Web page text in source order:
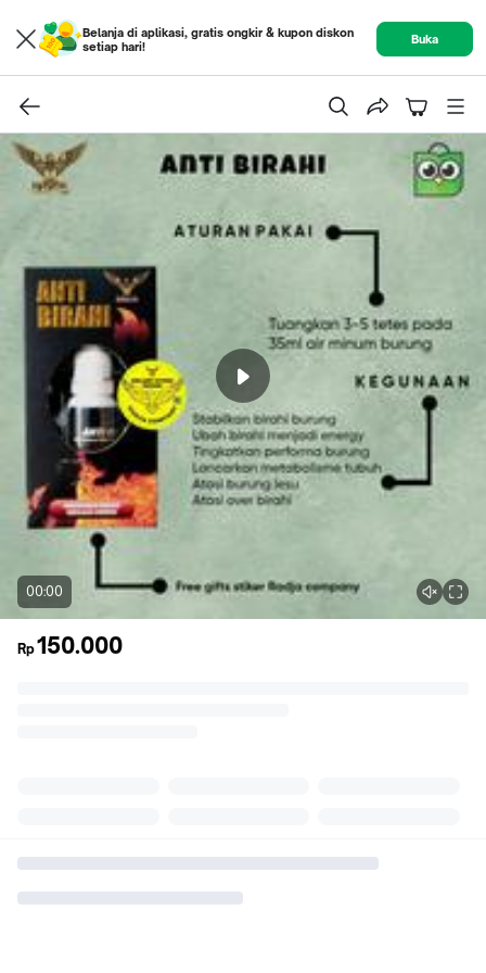
Belanja di aplikasi, gratis ongkir & kupon diskon
setiap hari!
Buka
00:00
Rp150.000